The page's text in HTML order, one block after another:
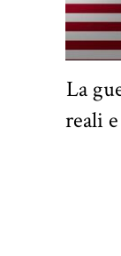
La
reali